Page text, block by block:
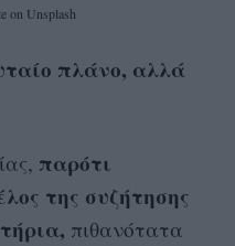
on Unsplash
πλάνο, αλλά
παρότι
της συζήτησης
πιθανότατα